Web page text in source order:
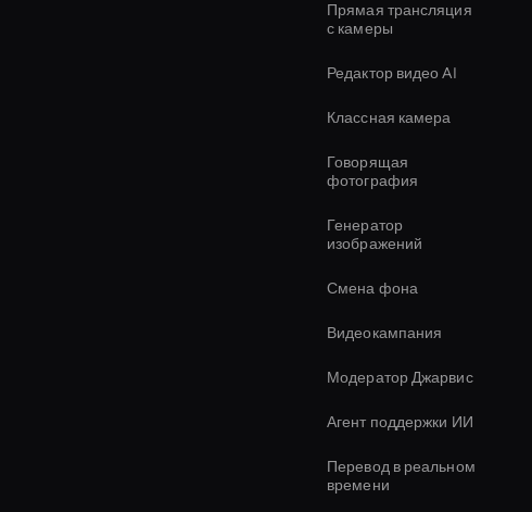
Прямая трансляция
с камеры
Редактор видео AI
Классная камера
Говорящая
фотография
Генератор
изображений
Смена фона
Видеокампания
Модератор Джарвис
Агент поддержки ИИ
Перевод в реальном
времени